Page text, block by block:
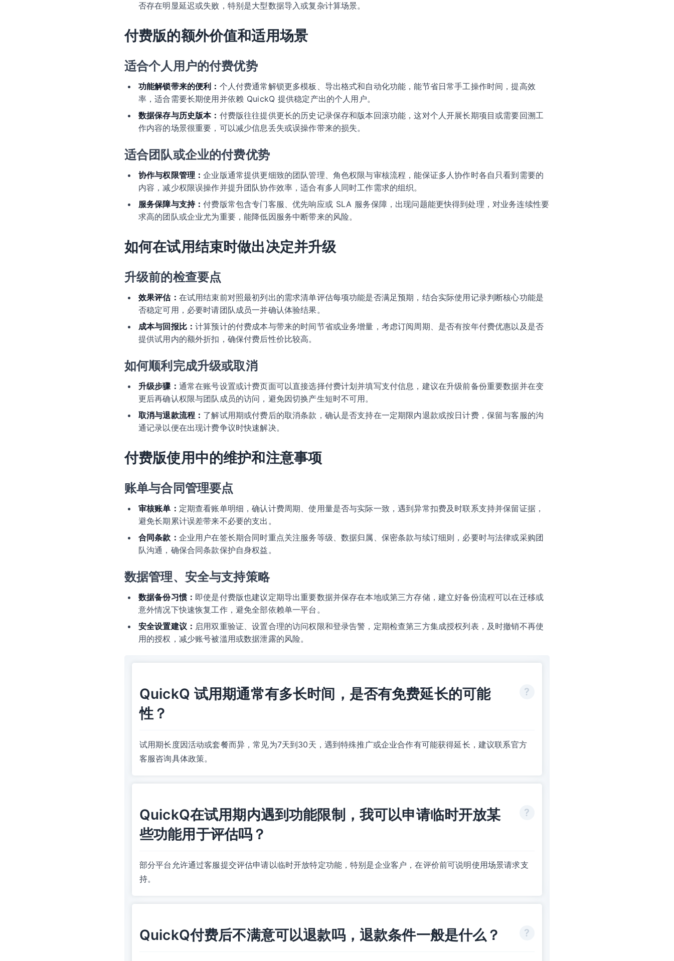
否存在明显延迟或失败，特别是大型数据导入或复杂计算场景。
付费版的额外价值和适用场景
适合个人用户的付费优势
功能解锁带来的便利： 个人付费通常解锁更多模板、导出格式和自动化功能，能节省日常手工操作时间，提高效
率，适合需要长期使用并依赖 QuickQ 提供稳定产出的个人用户。
数据保存与历史版本： 付费版往往提供更长的历史记录保存和版本回滚功能，这对个人开展长期项目或需要回溯工
作内容的场景很重要，可以减少信息丢失或误操作带来的损失。
适合团队或企业的付费优势
协作与权限管理：企业版通常提供更细致的团队管理、角色权限与审核流程，能保证多人协作时各自只看到需要的
内容，减少权限误操作并提升团队协作效率，适合有多人同时工作需求的组织。
服务保障与支持：付费版常包含专门客服、优先响应或 SLA 服务保障，出现问题能更快得到处理，对业务连续性要
求高的团队或企业尤为重要，能降低因服务中断带来的风险。
如何在试用结束时做出决定并升级
升级前的检查要点
效果评估： 在试用结束前对照最初列出的需求清单评估每项功能是否满足预期，结合实际使用记录判断核心功能是
否稳定可用，必要时请团队成员一并确认体验结果。
成本与回报比：计算预计的付费成本与带来的时间节省或业务增量，考虑订阅周期、是否有按年付费优惠以及是否
提供试用内的额外折扣，确保付费后性价比较高。
如何顺利完成升级或取消
升级步骤： 通常在账号设置或计费页面可以直接选择付费计划并填写支付信息，建议在升级前备份重要数据并在变
更后再确认权限与团队成员的访问，避免因切换产生短时不可用。
取消与退款流程： 了解试用期或付费后的取消条款，确认是否支持在一定期限内退款或按日计费，保留与客服的沟
通记录以便在出现计费争议时快速解决。
付费版使用中的维护和注意事项
账单与合同管理要点
审核账单： 定期查看账单明细，确认计费周期、使用量是否与实际一致，遇到异常扣费及时联系支持并保留证据，
避免长期累计误差带来不必要的支出。
合同条款： 企业用户在签长期合同时重点关注服务等级、数据归属、保密条款与续订细则，必要时与法律或采购团
队沟通，确保合同条款保护自身权益。
数据管理、安全与支持策略
数据备份习惯： 即使是付费版也建议定期导出重要数据并保存在本地或第三方存储，建立好备份流程可以在迁移或
意外情况下快速恢复工作，避免全部依赖单一平台。
安全设置建议： 启用双重验证、设置合理的访问权限和登录告警，定期检查第三方集成授权列表，及时撤销不再使
用的授权，减少账号被滥用或数据泄露的风险。
QuickQ 试用期通常有多长时间，是否有免费延长的可能
性？
试用期长度因活动或套餐而异，常见为7天到30天，遇到特殊推广或企业合作有可能获得延长，建议联系官方
客服咨询具体政策。
QuickQ在试用期内遇到功能限制，我可以申请临时开放某
些功能用于评估吗？
部分平台允许通过客服提交评估申请以临时开放特定功能，特别是企业客户，在评价前可说明使用场景请求支
持。
QuickQ付费后不满意可以退款吗，退款条件一般是什么？